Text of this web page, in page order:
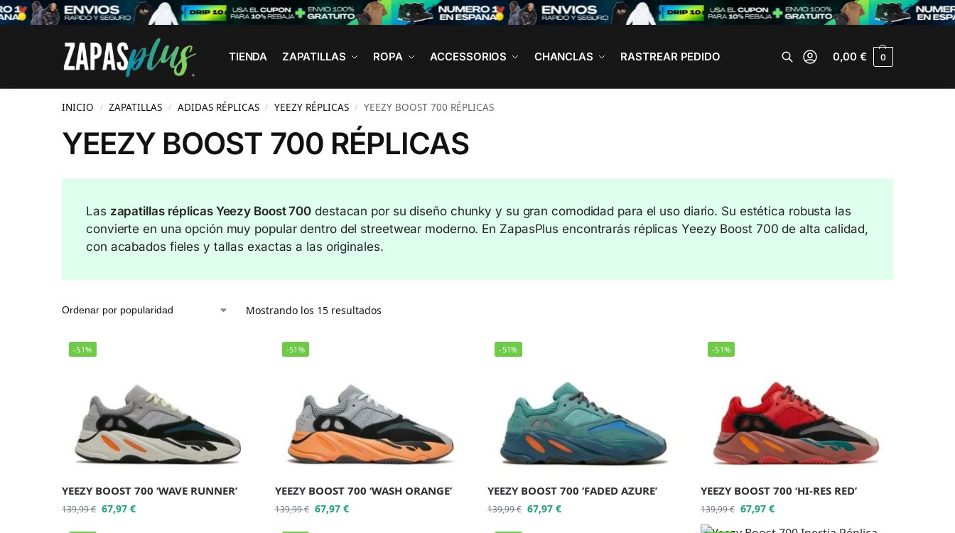
TIENDA ZAPATILLAS ROPA ACCESSORIOS CHANCLAS RASTREAR PEDIDO
Search
0,00€ 0
INICIO / ZAPATILLAS / ADIDAS RÉPLICAS / YEEZY RÉPLICAS / YEEZY BOOST 700 RÉPLICAS
YEEZY BOOST 700 RÉPLICAS
Las zapatillas réplicas Yeezy Boost 700 destacan por su diseño chunky y su gran comodidad para el uso diario. Su estética robusta las
convierte en una opción muy popular dentro del streetwear moderno. En ZapasPlus encontrarás réplicas Yeezy Boost 700 de alta calidad,
con acabados fieles y tallas exactas a las originales.
Mostrando los 15 resultados
-51%
YEEZY BOOST 700 ‘WAVE RUNNER’
139,99€ 67,97 €
-51%
YEEZY BOOST 700 ‘WASH ORANGE’
139,99€ 67,97 €
-51%
YEEZY BOOST 700 ‘FADED AZURE’
139,99€ 67,97€
-51%
YEEZY BOOST 700 ‘HI-RES RED’
139,99€ 67,97 €